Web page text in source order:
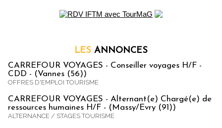
LES ANNONCES
CARREFOUR VOYAGES - Conseiller voyages H/F -
CDD - (Vannes (56))
OFFRES D'EMPLOI TOURISME
CARREFOUR VOYAGES - Alternant(e) Chargé(e) de
ressources humaines H/F - (Massy/Evry (91))
ALTERNANCE / STAGES TOURISME